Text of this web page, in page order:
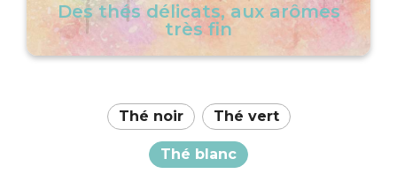
Des thés délicats, aux arômes
très fin
Thé noir Thé vert
Thé blanc